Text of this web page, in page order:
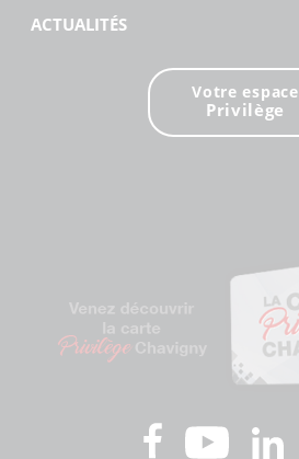
ACTUALITÉS
Votre espace
Privilège